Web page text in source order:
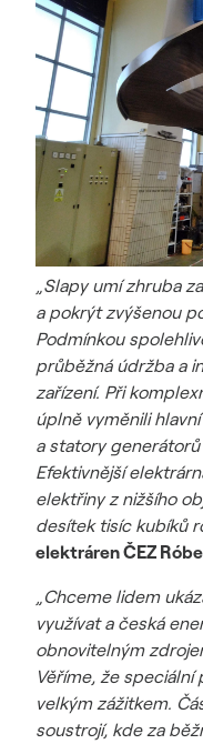
„Slapy umí zhruba
a pokrýt zvýšenou
Podmínkou
průběžná údržba a
zařízení. Při
úplně vyměnili
a statory
Efektivnější
elektřiny z nižšího
desítek tisíc kubíků
elektráren ČEZ
„Chceme lidem
využívat a česká
obnovitelným
Věříme, že
velkým zážitkem.
soustrojí, kde za